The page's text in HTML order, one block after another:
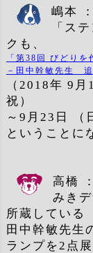
嶋本
「ス
クも、
「第38回 びどり
－田中幹敏先生
（2018年 9
祝）
～9月23日 （
ということに
高橋
みき
所蔵している
田中幹敏先生
ランプを2点